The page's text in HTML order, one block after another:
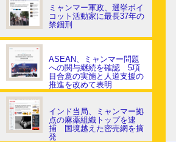
ミャンマー軍政、選挙ボイ
コット活動家に最長37年の
禁錮刑
ASEAN、ミャンマー問題
への関与継続を確認 5項
目合意の実施と人道支援の
推進を改めて表明
インド当局、ミャンマー拠
点の麻薬組織トップを逮
捕 国境越えた密売網を摘
発